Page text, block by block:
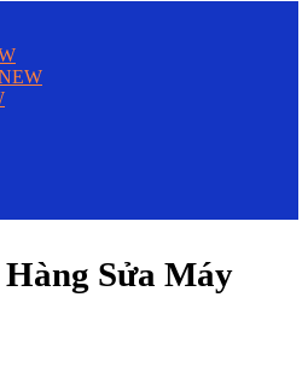
Sửa Máy